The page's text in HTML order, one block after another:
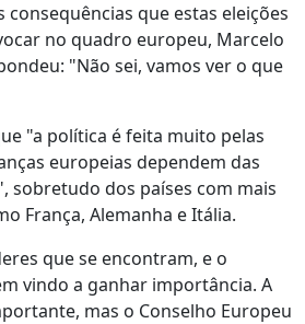
que estas eleições
no quadro europeu, Marcelo
"Não sei, vamos ver o que
"a política é feita muito pelas
europeias dependem das
sobretudo dos países com mais
França, Alemanha e Itália.
que se encontram, e o
vindo a ganhar importância. A
mas o Conselho Europeu